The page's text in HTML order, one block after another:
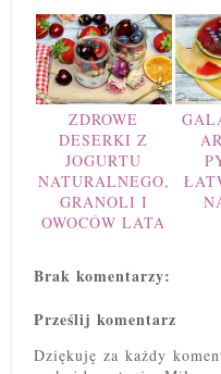
ZDROWE
DESERKI Z
JOGURTU
NATURALNEGO,
GRANOLI I
OWOCÓW LATA
Brak komentarzy:
Prześlij komentarz
Dziękuję za każdy